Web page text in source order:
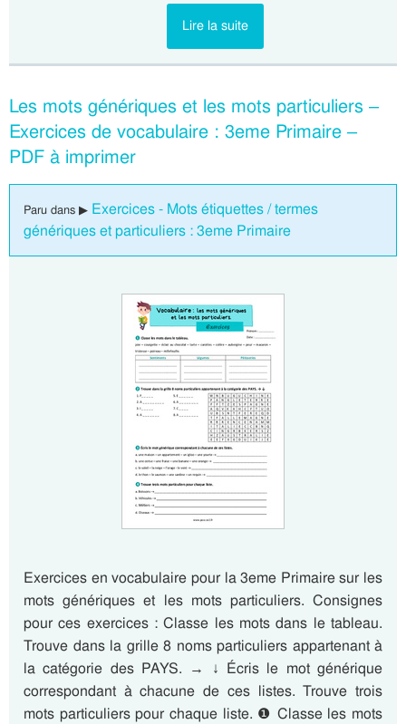
Lire la suite
Les mots génériques et les mots particuliers –
Exercices de vocabulaire : 3eme Primaire –
PDF à imprimer
Paru dans ▶ Exercices - Mots étiquettes / termes
génériques et particuliers : 3eme Primaire
Exercices en vocabulaire pour la 3eme Primaire sur les
mots génériques et les mots particuliers. Consignes
pour ces exercices : Classe les mots dans le tableau.
Trouve dans la grille 8 noms particuliers appartenant à
la catégorie des PAYS. → ↓ Écris le mot générique
correspondant à chacune de ces listes. Trouve trois
mots particuliers pour chaque liste. ❶ Classe les mots